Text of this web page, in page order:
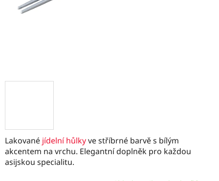
Lakované jídelní hůlkyve stříbrné barvě s bílým
akcentem na vrchu. Elegantní doplněk pro každou
asijskou specialitu.